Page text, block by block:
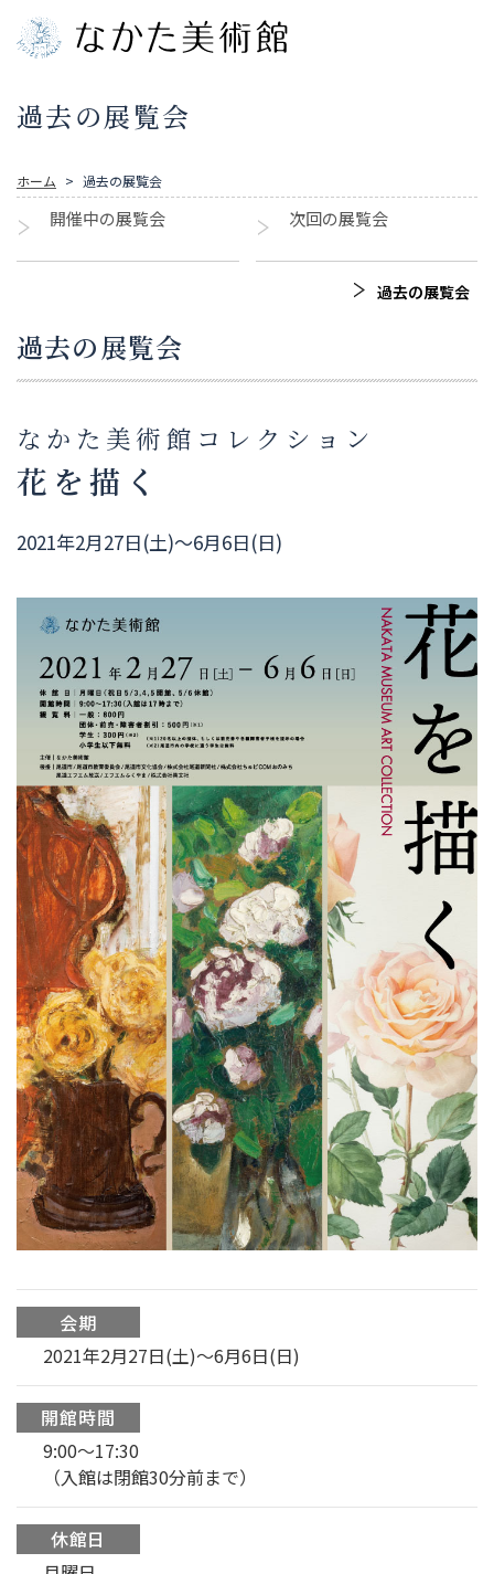
過去の展覧会
ホーム 過去の展覧会
開催中の展覧会 次回の展覧会
過去の展覧会
過去の展覧会
なかた美術館コレクション
花を描く
2021年2月27日(土)～6月6日(日)
会期
2021年2月27日(土)～6月6日(日)
開館時間
9:00〜17:30
（入館は閉館30分前まで）
休館日